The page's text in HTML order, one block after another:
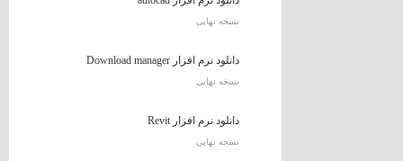
نسخه نهایی
دانلود نرم افزار Download manager
نسخه نهایی
دانلود نرم افزار Revit
نسخه نهایی